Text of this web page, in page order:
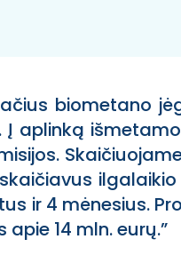
biometano
aplinką
ir 4 mėnesius.
14 mln. eurų.”